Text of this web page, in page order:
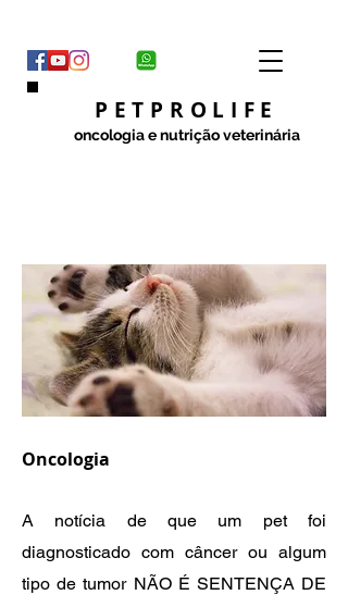
PETPROLIFE
oncologia e nutrição veterinária
Oncologia
A notícia de que um pet foi
diagnosticado com câncer ou algum
tipo de tumor NÃO É SENTENÇA DE